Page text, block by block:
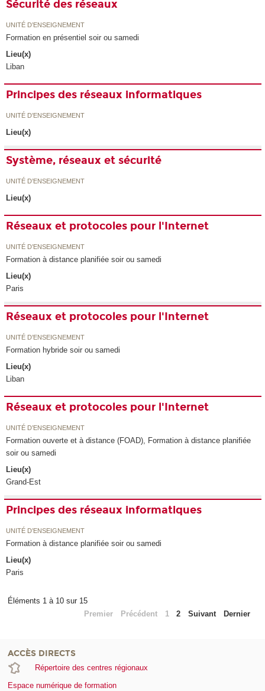
Sécurité des réseaux
UNITÉ D’ENSEIGNEMENT
Formation en présentiel soir ou samedi
Lieu(x)
Liban
Principes des réseaux informatiques
UNITÉ D’ENSEIGNEMENT
Lieu(x)
Système, réseaux et sécurité
UNITÉ D’ENSEIGNEMENT
Lieu(x)
Réseaux et protocoles pour l'Internet
UNITÉ D’ENSEIGNEMENT
Formation à distance planifiée soir ou samedi
Lieu(x)
Paris
Réseaux et protocoles pour l'Internet
UNITÉ D’ENSEIGNEMENT
Formation hybride soir ou samedi
Lieu(x)
Liban
Réseaux et protocoles pour l'Internet
UNITÉ D’ENSEIGNEMENT
Formation ouverte et à distance (FOAD), Formation à distance planifiée
soir ou samedi
Lieu(x)
Grand-Est
Principes des réseaux informatiques
UNITÉ D’ENSEIGNEMENT
Formation à distance planifiée soir ou samedi
Lieu(x)
Paris
Éléments 1 à 10 sur 15
Premier
Précédent 1 2 Suivant Dernier
ACCÈS DIRECTS
Répertoire des centres régionaux
Espace numérique de formation